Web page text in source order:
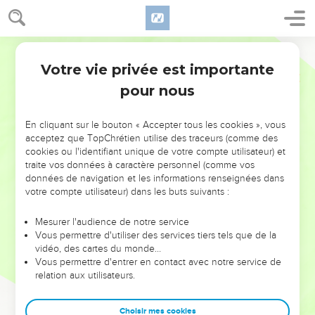
NE MANQUEZ PAS L’ÉVÉNEMENT
DE L’ANNÉE !
ET SI LEURS ERREURS POUVAIENT VOUS ÉVITER LES
VOTRES ?
leur foi ou leur vision. Mais on voit moins les doutes, les erreurs
et les saisons difficiles qu'ils ont traversés, alors même que ce
sont elles qui les ont façonnés.
Dans cette conférence, leaders, entrepreneurs, et responsables
clés pour avancer avec plus de sagesse afin que leurs erreurs
Votre vie privée est importante
pour nous
En cliquant sur le bouton « Accepter tous les cookies », vous
acceptez que TopChrétien utilise des traceurs (comme des
cookies ou l'identifiant unique de votre compte utilisateur) et
traite vos données à caractère personnel (comme vos
données de navigation et les informations renseignées dans
votre compte utilisateur) dans les buts suivants :
Mesurer l'audience de notre service
Vous permettre d'utiliser des services tiers tels que de la
vidéo, des cartes du monde…
Vous permettre d'entrer en contact avec notre service de
relation aux utilisateurs.
Choisir mes cookies